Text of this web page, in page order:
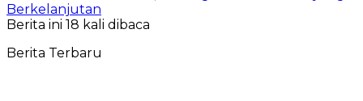
Berkelanjutan
Berita ini 18 kali dibaca
Berita Terbaru